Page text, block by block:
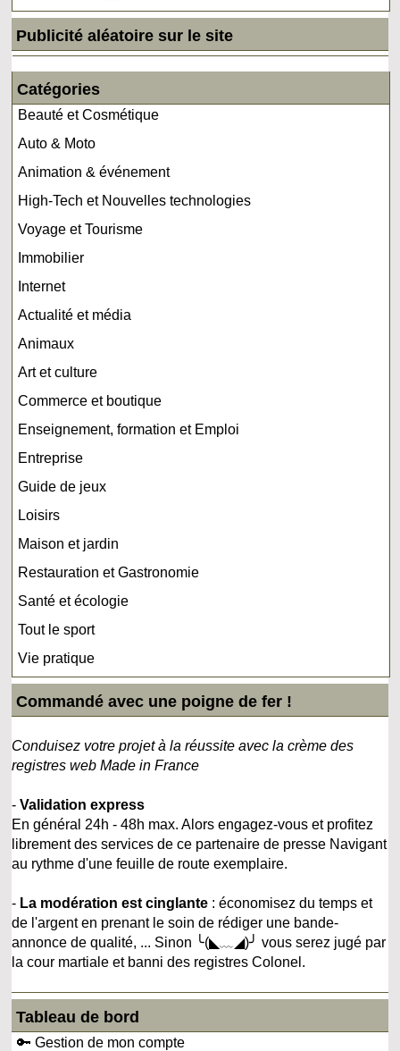
Publicité aléatoire sur le site
Catégories
Beauté et Cosmétique
Auto & Moto
Animation & événement
High-Tech et Nouvelles technologies
Voyage et Tourisme
Immobilier
Internet
Actualité et média
Animaux
Art et culture
Commerce et boutique
Enseignement, formation et Emploi
Entreprise
Guide de jeux
Loisirs
Maison et jardin
Restauration et Gastronomie
Santé et écologie
Tout le sport
Vie pratique
Commandé avec une poigne de fer !
Conduisez votre projet à la réussite avec la crème des
registres web Made in France
-Validation express
En général 24h - 48h max. Alors engagez-vous et profitez
librement des services de ce partenaire de presse Navigant
au rythme d'une feuille de route exemplaire.
- La modération est cinglante : économisez du temps et
de l'argent en prenant le soin de rédiger une bande-
annonce de qualité, ... Sinon ╰(◣﹏◢)╯ vous serez jugé par
la cour martiale et banni des registres Colonel.
Tableau de bord
🔑 Gestion de mon compte